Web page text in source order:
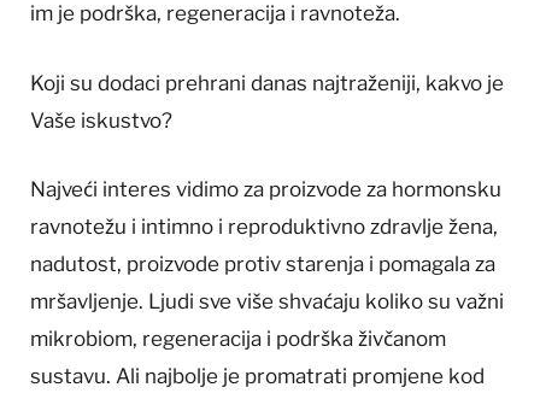
im je podrška, regeneracija i ravnoteža.
Koji su dodaci prehrani danas najtraženiji, kakvo je
Vaše iskustvo?
Najveći interes vidimo za proizvode za hormonsku
ravnotežu i intimno i reproduktivno zdravlje žena,
nadutost, proizvode protiv starenja i pomagala za
mršavljenje. Ljudi sve više shvaćaju koliko su važni
mikrobiom, regeneracija i podrška živčanom
sustavu. Ali najbolje je promatrati promjene kod